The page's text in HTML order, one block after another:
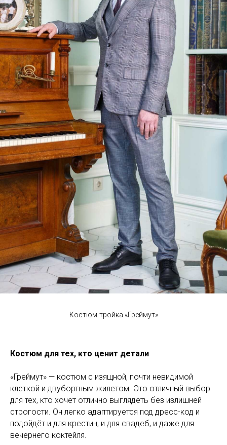
Костюм-тройка «Греймут»
Костюм для тех, кто ценит детали
«Греймут» — костюм с изящной, почти невидимой
клеткой и двубортным жилетом. Это отличный выбор
для тех, кто хочет отлично выглядеть без излишней
строгости. Он легко адаптируется под дресс-код и
подойдёт и для крестин, и для свадеб, и даже для
вечернего коктейля.